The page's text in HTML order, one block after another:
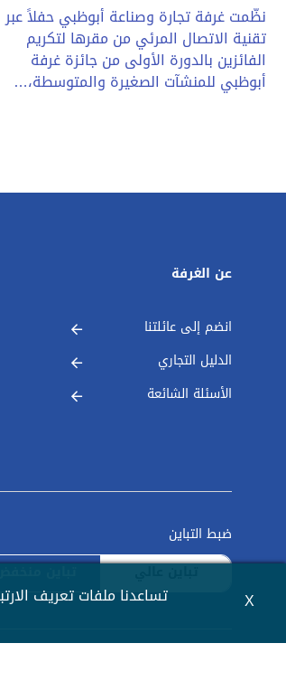
نظّمت غرفة تجارة وصناعة أبوظبي حفلاً عبر
تقنية الاتصال المرئي من مقرها لتكريم
الفائزين بالدورة الأولى من جائزة غرفة
أبوظبي للمنشآت الصغيرة والمتوسطة،…
عن الغرفة
انضم إلى عائلتنا
الدليل التجاري
الأسئلة الشائعة
ضبط التباين
X تساعدنا ملفات تعريف